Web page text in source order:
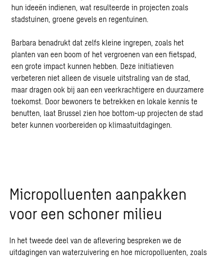
hun ideeën indienen, wat resulteerde in projecten zoals
stadstuinen, groene gevels en regentuinen.
Barbara benadrukt dat zelfs kleine ingrepen, zoals het
planten van een boom of het vergroenen van een fietspad,
een grote impact kunnen hebben. Deze initiatieven
verbeteren niet alleen de visuele uitstraling van de stad,
maar dragen ook bij aan een veerkrachtigere en duurzamere
toekomst. Door bewoners te betrekken en lokale kennis te
benutten, laat Brussel zien hoe bottom-up projecten de stad
beter kunnen voorbereiden op klimaatuitdagingen.
Micropolluenten aanpakken
voor een schoner milieu
In het tweede deel van de aflevering bespreken we de
uitdagingen van waterzuivering en hoe micropolluenten, zoals